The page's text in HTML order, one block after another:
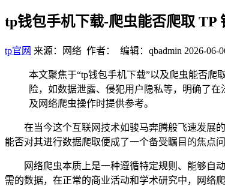
tp钱包手机下载-爬虫能否爬取 TP
tp官网 来源：网络 作者： 编辑：qbadmin 2026-06-
本文聚焦于“tp钱包手机下载”以及爬虫能否
险，如数据泄露、侵犯用户隐私等，明确了
及网络爬虫操作时提供参考。
在当今这个互联网技术如骏马奔腾般飞速发展
能否对其进行数据爬取便成了一个备受瞩目的焦点
网络爬虫本质上是一种遵循特定规则、能够自
需的数据，在正常的商业活动和学术研究中，网络